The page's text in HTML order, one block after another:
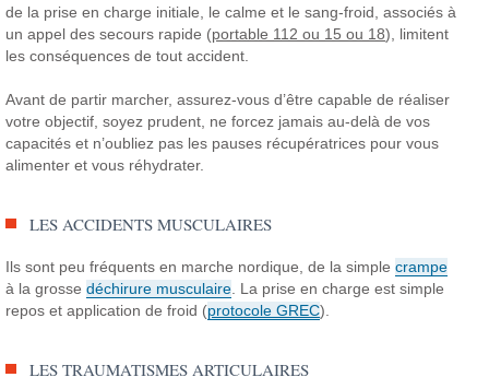
de la prise en charge initiale, le calme et le sang-froid, associés à
un appel des secours rapide (portable 112 ou 15 ou 18), limitent
les conséquences de tout accident.
Avant de partir marcher, assurez-vous d’être capable de réaliser
votre objectif, soyez prudent, ne forcez jamais au-delà de vos
capacités et n’oubliez pas les pauses récupératrices pour vous
alimenter et vous réhydrater.
LES ACCIDENTS MUSCULAIRES
Ils sont peu fréquents en marche nordique, de la simplecrampe
à la grossedéchirure musculaire . La prise en charge est simple
repos et application de froid (protocole GREC).
LES TRAUMATISMES ARTICULAIRES